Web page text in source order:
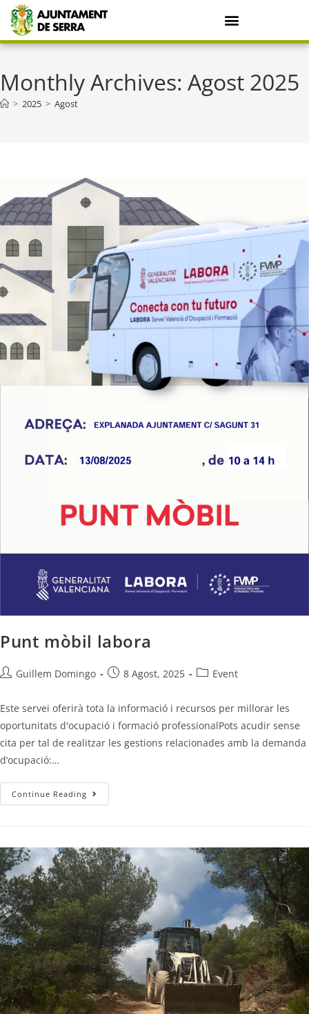
Monthly Archives: Agost 2025
> 2025 > Agost
Punt mòbil labora
Guillem Domingo 8 Agost, 2025 Event
Este servei oferirà tota la informació i recursos per millorar les
oportunitats d'ocupació i formació professionalPots acudir sense
cita per tal de realitzar les gestions relacionades amb la demanda
d’ocupació:…
Continue Reading